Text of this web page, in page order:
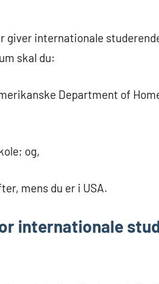
giver internationale
skal du:
Department of
og,
mens du er i USA.
internationale